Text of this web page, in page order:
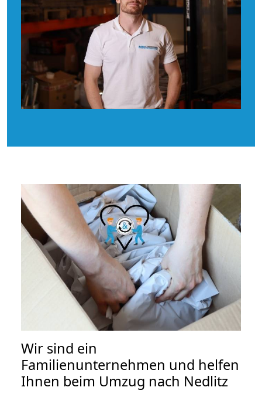
Wir sind ein
Familienunternehmen und helfen
Ihnen beim Umzug nach Nedlitz